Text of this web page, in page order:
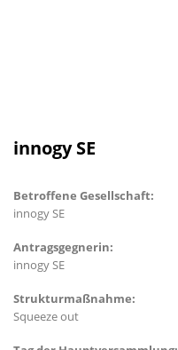
innogy SE
Betroffene Gesellschaft:
innogy SE
Antragsgegnerin:
innogy SE
Strukturmaßnahme:
Squeeze out